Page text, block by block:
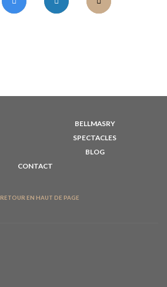
BELLMASRY
SPECTACLES
BLOG
CONTACT
RETOUR EN HAUT DE PAGE